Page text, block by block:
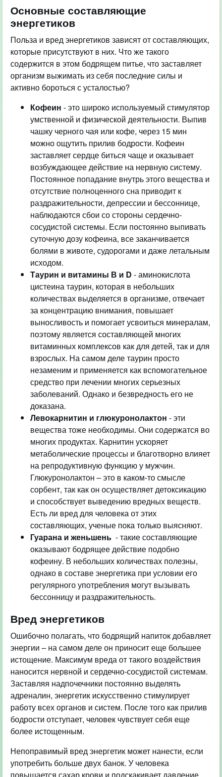
Основные составляющие
энергетиков
Польза и вред энергетиков зависят от составляющих,
которые присутствуют в них. Что же такого
содержится в этом бодрящем питье, что заставляет
организм выжимать из себя последние силы и
активно бороться с усталостью?
Кофеин - это широко используемый стимулятор
умственной и физической деятельности. Выпив
чашку черного чая или кофе, через 15 мин
можно ощутить прилив бодрости. Кофеин
заставляет сердце биться чаще и оказывает
возбуждающее действие на нервную систему.
Постоянное попадание внутрь этого вещества и
отсутствие полноценного сна приводит к
раздражительности, депрессии и бессоннице,
наблюдаются сбои со стороны сердечно-
сосудистой системы. Если постоянно выпивать
суточную дозу кофеина, все заканчивается
болями в животе, судорогами и даже летальным
исходом.
Таурин и витамины В и D - аминокислота
цистеина таурин, которая в небольших
количествах выделяется в организме, отвечает
за концентрацию внимания, повышает
выносливость и помогает усвоиться минералам,
поэтому является составляющей многих
витаминных комплексов как для детей, так и для
взрослых. На самом деле таурин просто
незаменим и применяется как вспомогательное
средство при лечении многих серьезных
заболеваний. Однако и безвредность его не
доказана.
Левокарнитин и глюкуронолактон - эти
вещества тоже необходимы. Они содержатся во
многих продуктах. Карнитин ускоряет
метаболические процессы и благотворно влияет
на репродуктивную функцию у мужчин.
Глюкуронолактон – это в каком-то смысле
сорбент, так как он осуществляет детоксикацию
и способствует выведению вредных веществ.
Есть ли вред для человека от этих
составляющих, ученые пока только выясняют.
Гуарана и женьшень - такие составляющие
оказывают бодрящее действие подобно
кофеину. В небольших количествах полезны,
однако в составе энергетика при условии его
регулярного употребления могут вызывать
бессонницу и раздражительность.
Вред энергетиков
Ошибочно полагать, что бодрящий напиток добавляет
энергии – на самом деле он приносит еще большее
истощение. Максимум вреда от такого воздействия
наносится нервной и сердечно-сосудистой системам.
Заставляя надпочечники постоянно выделять
адреналин, энергетик искусственно стимулирует
работу всех органов и систем. После того как прилив
бодрости отступает, человек чувствует себя еще
более истощенным.
Непоправимый вред энергетик может нанести, если
употребить больше двух банок. У человека
повышается сахар крови и подскакивает давление,